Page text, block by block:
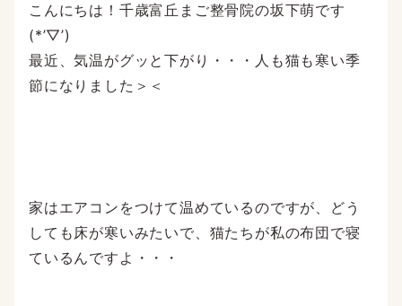
こんにちは！千歳富丘まご整骨院の坂下萌です
(*’▽’)
最近、気温がグッと下がり・・・人も猫も寒い季
節になりました＞＜
家はエアコンをつけて温めているのですが、どう
しても床が寒いみたいで、猫たちが私の布団で寝
ているんですよ・・・